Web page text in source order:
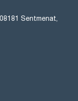
Sentmenat,